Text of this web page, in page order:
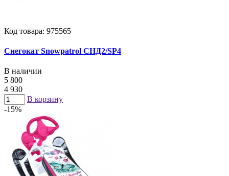
Код товара: 975565
Снегокат Snowpatrol СНД2/SP4
В наличии
5 800
4 930
В корзину
-15%